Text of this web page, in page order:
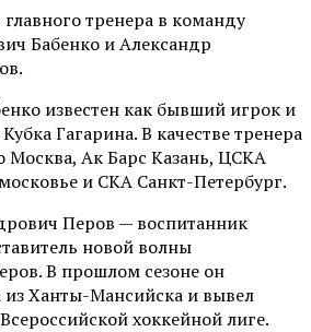
тренера в команду
Бабенко и Александр
известен как бывший игрок и
Гагарина. В качестве тренера
Москва, Ак Барс Казань, ЦСКА
и СКА Санкт-Петербург.
Перов — воспитанник
новой волны
В прошлом сезоне он
из Ханты-Мансийска и вывел
хоккейной лиге.